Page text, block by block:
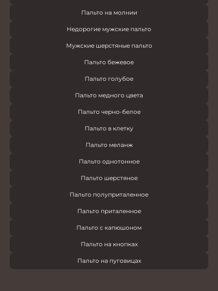
Пальто на молнии
Недорогие мужские пальто
Мужские шерстяные пальто
Пальто бежевое
Пальто голубое
Пальто медного цвета
Пальто черно-белое
Пальто в клетку
Пальто меланж
Пальто однотонное
Пальто шерстяное
Пальто полуприталенное
Пальто приталенное
Пальто с капюшоном
Пальто на кнопках
Пальто на пуговицах